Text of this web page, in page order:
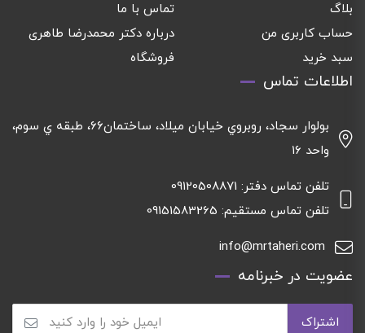
بلاگ
تماس با ما
حساب کاربری من
درباره دکتر محمدرضا طاهری
سبد خرید
فروشگاه
اطلاعات تماس
بولوار سجاد، روبروي خيابان ميلاد، ساختمان٦٦، طبقه ي سوم،
واحد ١٦
تلفن تماس دفتر: 09120508871
تلفن تماس مستقیم: 09151583265
info@mrtaheri.com
عضویت در خبرنامه